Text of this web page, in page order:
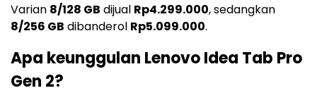
Varian 8/128 GB dijual Rp4.299.000, sedangkan
8/256 GB dibanderol Rp5.099.000.
Apa keunggulan Lenovo Idea Tab Pro
Gen 2?